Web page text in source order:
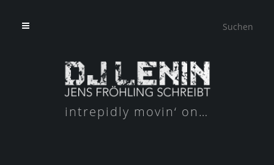
intrepidly movin‘ on…